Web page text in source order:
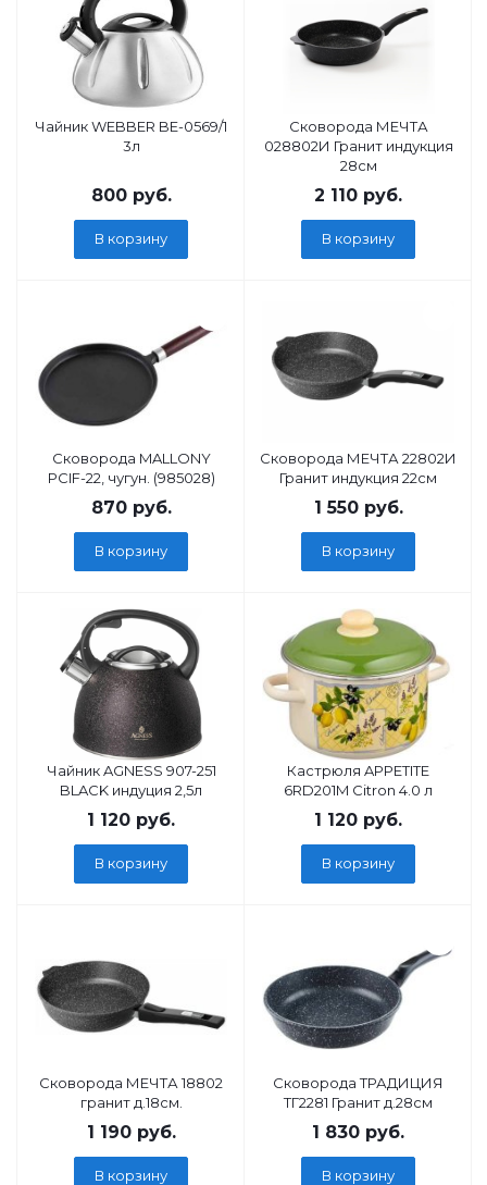
Чайник WEBBER BE-0569/1
3л
800руб.
В корзину
Сковорода МЕЧТА
028802И Гранит индукция
28см
2 110 руб.
В корзину
Сковорода MALLONY
PCIF-22, чугун. (985028)
870руб.
В корзину
Сковорода МЕЧТА 22802И
Гранит индукция 22см
1 550руб.
В корзину
Чайник AGNESS 907-251
BLACK индуция 2,5л
1 120 руб.
В корзину
Кастрюля APPETITE
6RD201M Citron 4.0 л
1 120 руб.
В корзину
Сковорода МЕЧТА 18802
гранит д.18см.
1 190руб.
В корзину
Сковорода ТРАДИЦИЯ
ТГ2281 Гранит д.28см
1 830 руб.
В корзину